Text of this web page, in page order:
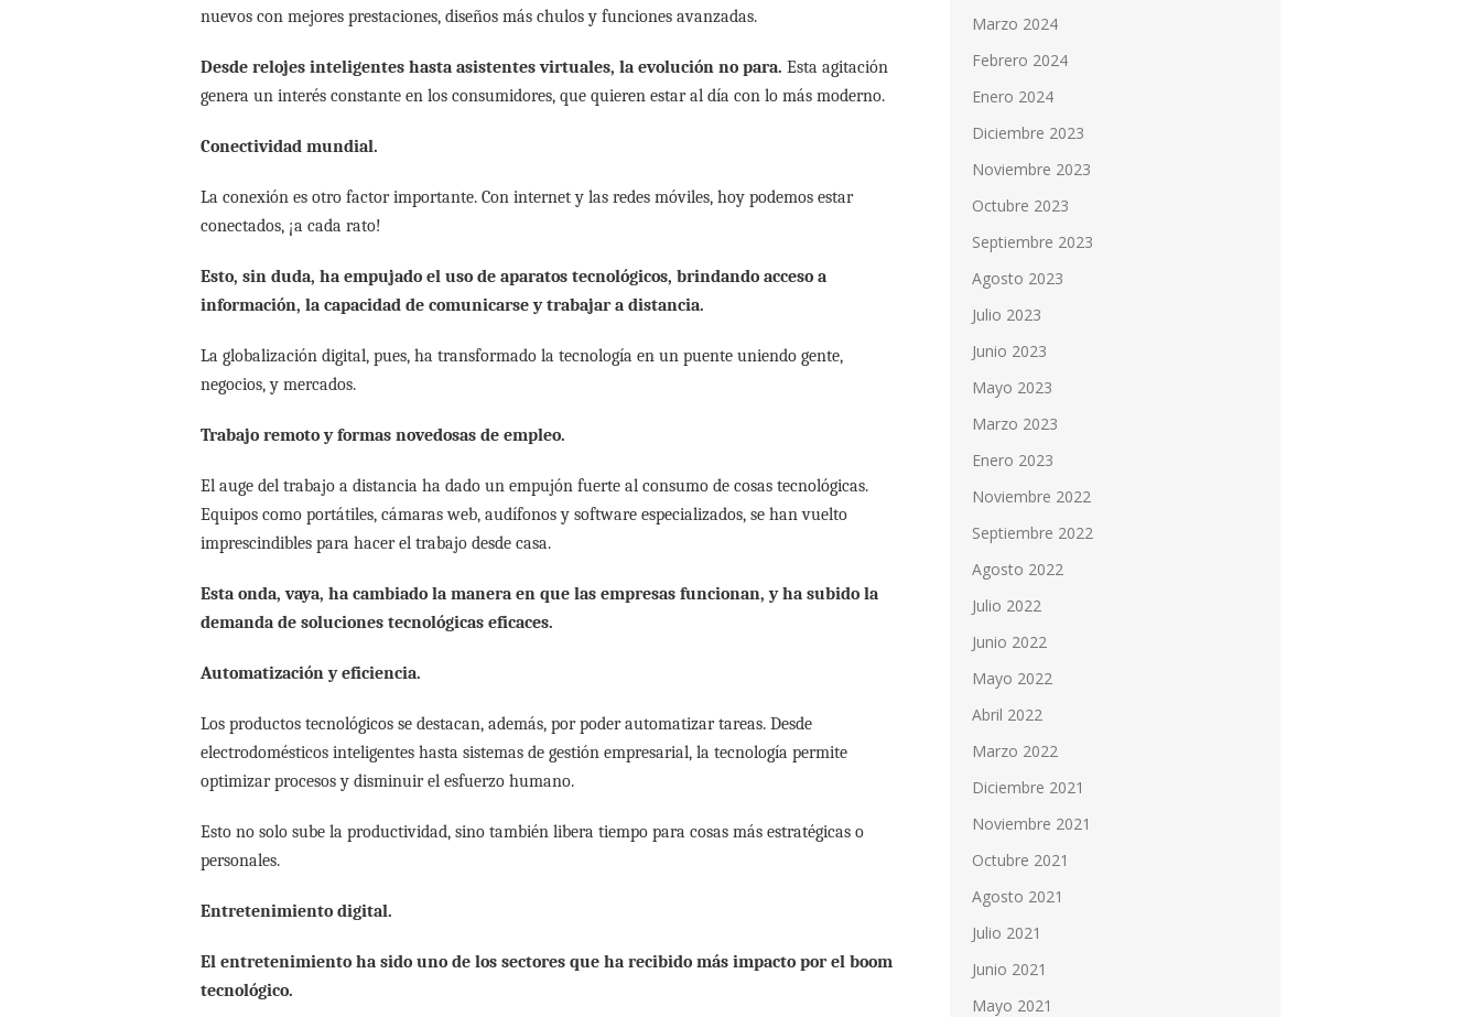
nuevos con mejores prestaciones, diseños más chulos y funciones avanzadas.
Desde relojes inteligentes hasta asistentes virtuales, la evolución no para. Esta agitación
genera un interés constante en los consumidores, que quieren estar al día con lo más moderno.
Conectividad mundial.
La conexión es otro factor importante. Con internet y las redes móviles, hoy podemos estar
conectados, ¡a cada rato!
Esto, sin duda, ha empujado el uso de aparatos tecnológicos, brindando acceso a
información, la capacidad de comunicarse y trabajar a distancia.
La globalización digital, pues, ha transformado la tecnología en un puente uniendo gente,
negocios, y mercados.
Trabajo remoto y formas novedosas de empleo.
El auge del trabajo a distancia ha dado un empujón fuerte al consumo de cosas tecnológicas.
Equipos como portátiles, cámaras web, audífonos y software especializados, se han vuelto
imprescindibles para hacer el trabajo desde casa.
Esta onda, vaya, ha cambiado la manera en que las empresas funcionan, y ha subido la
demanda de soluciones tecnológicas eficaces.
Automatización y eficiencia.
Los productos tecnológicos se destacan, además, por poder automatizar tareas. Desde
electrodomésticos inteligentes hasta sistemas de gestión empresarial, la tecnología permite
optimizar procesos y disminuir el esfuerzo humano.
Esto no solo sube la productividad, sino también libera tiempo para cosas más estratégicas o
personales.
Entretenimiento digital.
El entretenimiento ha sido uno de los sectores que ha recibido más impacto por el boom
tecnológico.
Marzo 2024
Febrero 2024
Enero 2024
Diciembre 2023
Noviembre 2023
Octubre 2023
Septiembre 2023
Agosto 2023
Julio 2023
Junio 2023
Mayo 2023
Marzo 2023
Enero 2023
Noviembre 2022
Septiembre 2022
Agosto 2022
Julio 2022
Junio 2022
Mayo 2022
Abril 2022
Marzo 2022
Diciembre 2021
Noviembre 2021
Octubre 2021
Agosto 2021
Julio 2021
Junio 2021
Mayo 2021